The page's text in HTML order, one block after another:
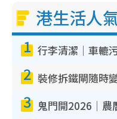
港生活人
1
2
3